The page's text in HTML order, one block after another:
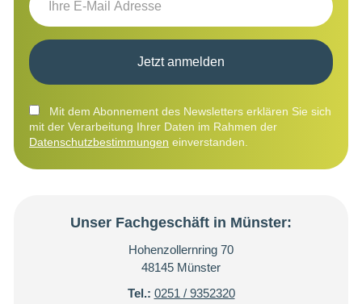
Jetzt anmelden
Mit dem Abonnement des Newsletters erklären Sie sich
mit der Verarbeitung Ihrer Daten im Rahmen der
Datenschutzbestimmungen einverstanden.
Unser Fachgeschäft in Münster:
Hohenzollernring 70
48145 Münster
Tel.: 0251 / 9352320